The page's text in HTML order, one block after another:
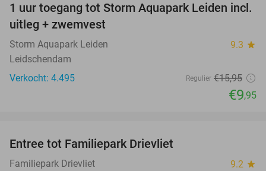
38%
1 uur toegang tot Storm Aquapark Leiden incl.
uitleg + zwemvest
Storm Aquapark Leiden 9.3 star
Leidschendam
Verkocht: 4.495
Regulier €15,95
€9,95
Entree tot Familiepark Drievliet
Familiepark Drievliet 9.2 star